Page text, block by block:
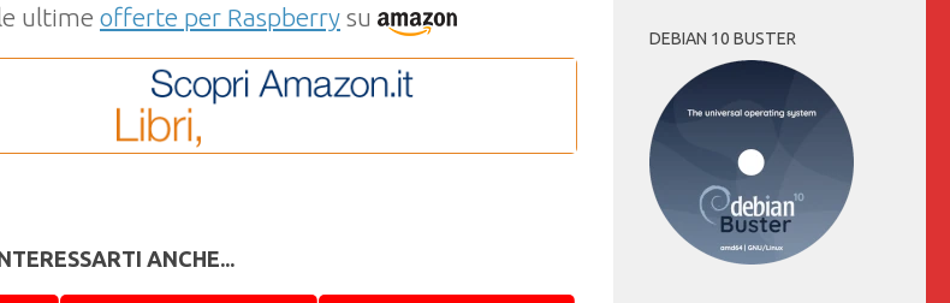
ultime offerte per Raspberry su
ANCHE...
DEBIAN 10 BUSTER